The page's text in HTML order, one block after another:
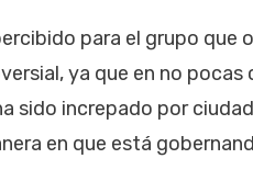
para el grupo que
ya que en no
sido increpado por
en que está